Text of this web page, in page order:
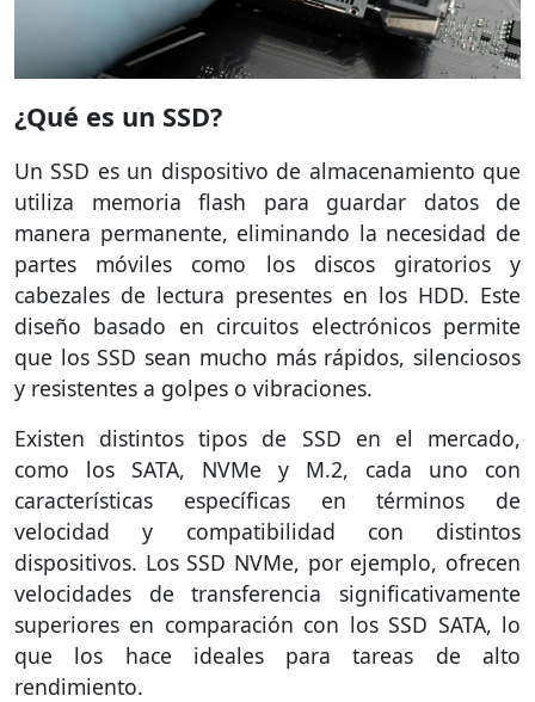
¿Qué es un SSD?
Un SSD es un dispositivo de almacenamiento que
utiliza memoria flash para guardar datos de
manera permanente, eliminando la necesidad de
partes móviles como los discos giratorios y
cabezales de lectura presentes en los HDD. Este
diseño basado en circuitos electrónicos permite
que los SSD sean mucho más rápidos, silenciosos
y resistentes a golpes o vibraciones.
Existen distintos tipos de SSD en el mercado,
como los SATA, NVMe y M.2, cada uno con
características específicas en términos de
velocidad y compatibilidad con distintos
dispositivos. Los SSD NVMe, por ejemplo, ofrecen
velocidades de transferencia significativamente
superiores en comparación con los SSD SATA, lo
que los hace ideales para tareas de alto
rendimiento.